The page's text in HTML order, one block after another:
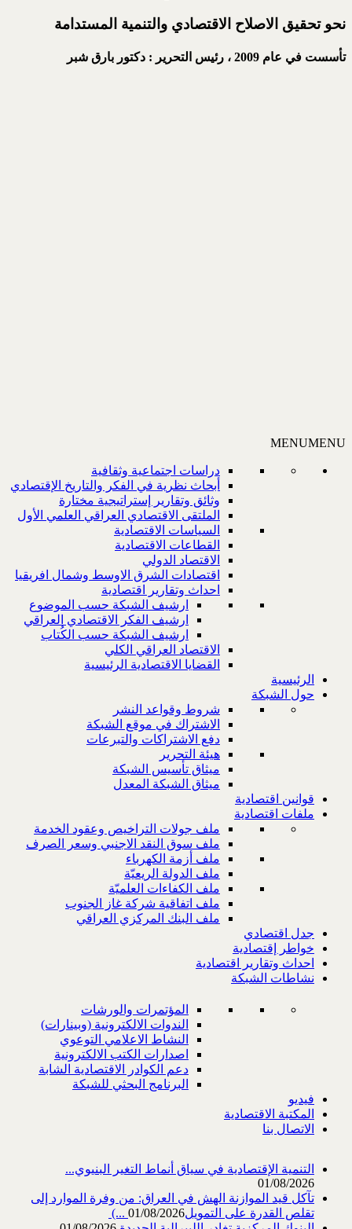
نحو تحقيق الاصلاح الاقتصادي والتنمية المستدامة
تأسست في عام 2009 ، رئيس التحرير : دكتور بارق شبر
MENUMENU
دراسات اجتماعية وثقافية
أبحاث نظرية في الفكر والتاريخ الإقتصادي
وثائق وتقارير إستراتيجية مختارة
الملتقى الاقتصادي العراقي العلمي الأول
السياسات الاقتصادية
القطاعات الاقتصادية
الاقتصاد الدولي
اقتصادات الشرق الاوسط وشمال افريقيا
احداث وتقارير اقتصادية
ارشيف الشبكة حسب الموضوع
ارشيف الفكر الاقتصادي العراقي
ارشيف الشبكة حسب الكُتاب
الاقتصاد العراقي الكلي
القضايا الاقتصادية الرئيسية
الرئيسية
حول الشبكة
شروط وقواعد النشر
الاشتراك في موقع الشبكة
دفع الاشتراكات والتبرعات
هيئة التحرير
ميثاق تأسيس الشبكة
ميثاق الشبكة المعدل
قوانين اقتصادية
ملفات اقتصادية
ملف جولات التراخيص وعقود الخدمة
ملف سوق النقد الاجنبي وسعر الصرف
ملف أزمة الكهرباء
ملف الدولة الريعيّة
ملف الكفاءات العلميّة
ملف اتفاقية شركة غاز الجنوب
ملف البنك المركزي العراقي
جدل اقتصادي
خواطر إقتصادية
احداث وتقارير اقتصادية
نشاطات الشبكة
المؤتمرات والورشات
الندوات الالكترونية (وبينارات)
النشاط الاعلامي التوعوي
اصدارات الكتب الالكترونية
دعم الكوادر الاقتصادية الشابة
البرنامج البحثي للشبكة
فيديو
المكتبة الاقتصادية
الاتصال بنا
التنمية الإقتصادية في سياق أنماط التغير البنيوي...
01/08/2026
تآكل قيد الموازنة الهش في العراق: من وفرة الموارد إلى
تقلص القدرة على التمويل‎ (...01/08/2026